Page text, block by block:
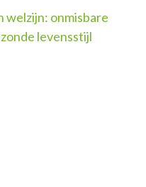
welzijn: onmisbare
levensstijl